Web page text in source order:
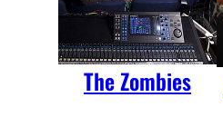
The Zombies